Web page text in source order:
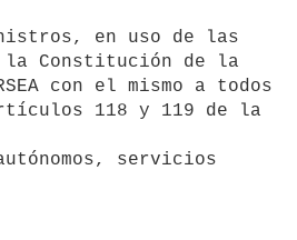
en uso de las
Constitución de la
con el mismo a todos
118 y 119 de la
servicios